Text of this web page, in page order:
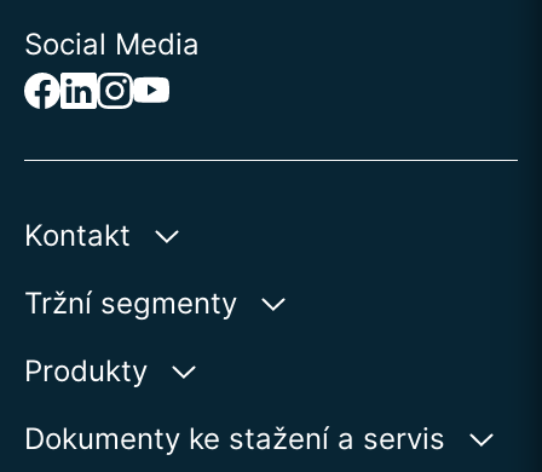
Social Media
Kontakt
AUMA Riester
Aumastr 1
Zobrazit na kartě
Tržní segmenty
Voda
Výroba elektrické energie
Produkty
Vyhledávač výrobků
Dokumenty ke stažení a servis